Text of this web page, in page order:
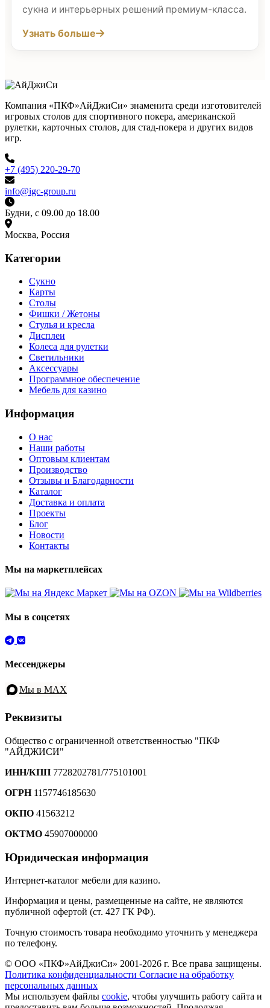
сукна и интерьерных решений премиум-класса.
Узнать больше
Компания «ПКФ»АйДжиСи» знаменита среди изготовителей
игровых столов для спортивного покера, американской
рулетки, карточных столов, для стад-покера и других видов
игр.
+7 (495) 220-29-70
info@igc-group.ru
Будни, с 09.00 до 18.00
Москва, Россия
Категории
Сукно
Карты
Столы
Фишки / Жетоны
Стулья и кресла
Дисплеи
Колеса для рулетки
Светильники
Аксессуары
Программное обеспечение
Мебель для казино
Информация
О нас
Наши работы
Оптовым клиентам
Производство
Отзывы и Благодарности
Каталог
Доставка и оплата
Проекты
Блог
Новости
Контакты
Мы на маркетплейсах
Мы в соцсетях
Мессенджеры
Мы в MAX
Реквизиты
Общество с ограниченной ответственностью "ПКФ
"АЙДЖИСИ"
ИНН/КПП 7728202781/775101001
ОГРН1157746185630
ОКПО 41563212
ОКТМО 45907000000
Юридическая информация
Интернет-каталог мебели для казино.
Информация и цены, размещенные на сайте, не являются
публичной офертой (ст. 427 ГК РФ).
Точную стоимость товара необходимо уточнить у менеджера
по телефону.
© ООО «ПКФ»АйДжиСи» 2001-2026 г. Все права защищены.
Политика конфиденциальности Согласие на обработку
персональных данных
Мы используем файлы cookie, чтобы улучшить работу сайта и